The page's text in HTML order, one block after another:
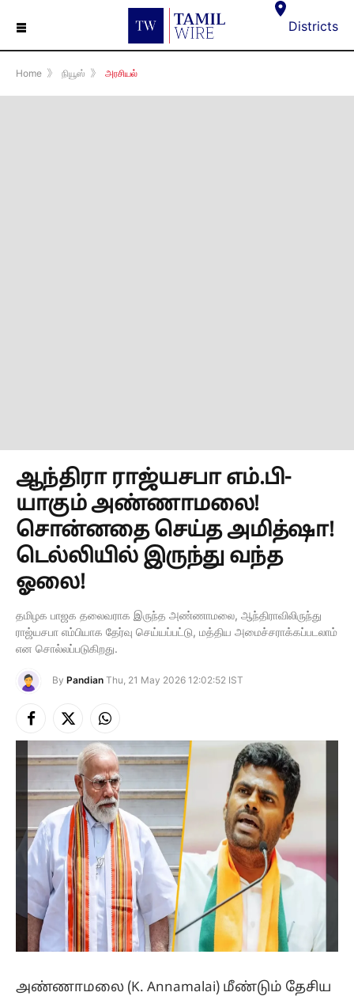
☰ Districts
Home 》 நியூஸ் 》 அரசியல்
ஆந்திரா ராஜ்யசபா எம்.பி-
யாகும் அண்ணாமலை!
சொன்னதை செய்த அமித்ஷா!
டெல்லியில் இருந்து வந்த
ஓலை!
தமிழக பாஜக தலைவராக இருந்த அண்ணாமலை, ஆந்திராவிலிருந்து
ராஜ்யசபா எம்பியாக தேர்வு செய்யப்பட்டு, மத்திய அமைச்சராக்கப்படலாம்
என சொல்லப்படுகிறது.
By Pandian Thu, 21 May 2026 12:02:52 IST
Facebook
X
(Twitter)
Instagram
அண்ணாமலை (K. Annamalai) மீண்டும் தேசிய